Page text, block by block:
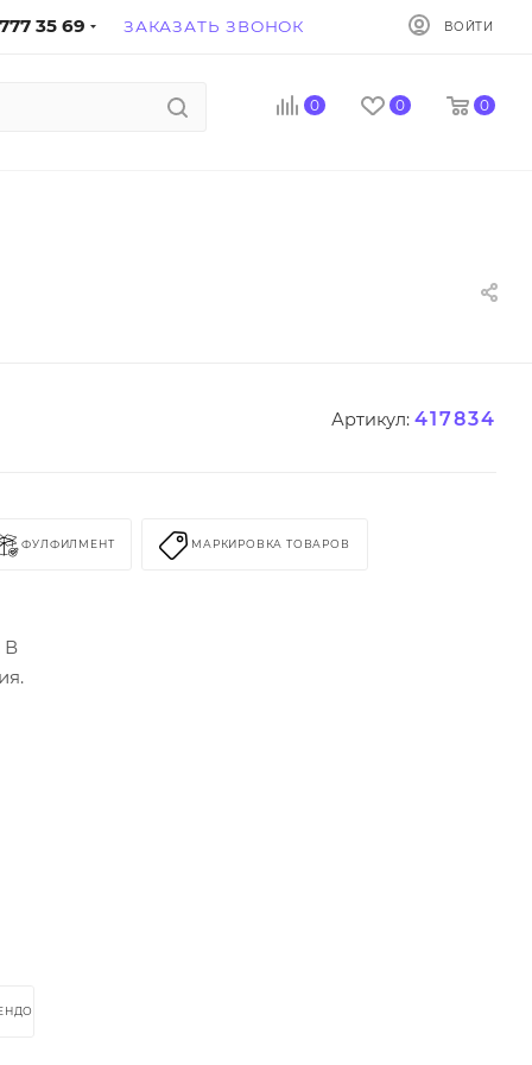
35 69 ЗАКАЗАТЬ ЗВОНОК ВОЙТИ
0 0 0
Артикул: 417834
ФУЛФИЛМЕНТ МАРКИРОВКА ТОВАРОВ
В